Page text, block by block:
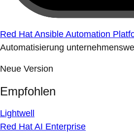
Red Hat Ansible Automation
Automatisierung
Neue Version
Empfohlen
Lightwell
Red Hat AI Enterprise